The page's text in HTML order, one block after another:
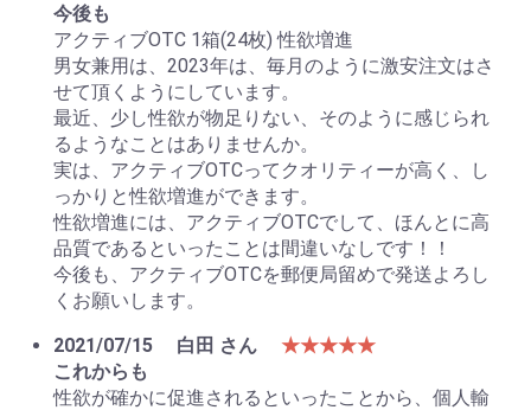
今後も
アクティブOTC 1箱(24枚) 性欲増進
男女兼用は、2023年は、毎月のように激安注文はさ
せて頂くようにしています。
最近、少し性欲が物足りない、そのように感じられ
るようなことはありませんか。
実は、アクティブOTCってクオリティーが高く、し
っかりと性欲増進ができます。
性欲増進には、アクティブOTCでして、ほんとに高
品質であるといったことは間違いなしです！！
今後も、アクティブOTCを郵便局留めで発送よろし
くお願いします。
2021/07/15
白田 さん
★★★★★
これからも
性欲が確かに促進されるといったことから、個人輸